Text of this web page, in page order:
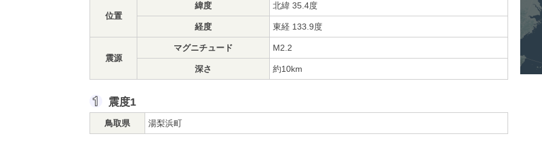
位置
緯度 北緯 35.4度
経度 東経 133.9度
震源
マグニチュード M2.2
深さ 約10km
震度1
鳥取県 湯梨浜町